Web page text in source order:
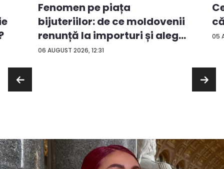
06 AUGUST 2026, 12:31
Fenomen pe piața
bijuteriilor: de ce moldovenii
renunță la importuri și aleg
...
05